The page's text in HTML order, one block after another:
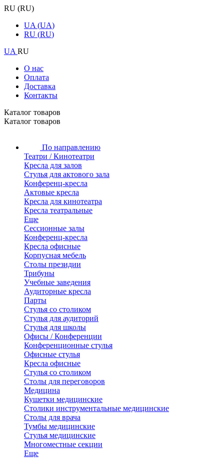
RU (RU)
UA (UA)
RU (RU)
UA RU
О нас
Оплата
Доставка
Контакты
Каталог товаров
Каталог товаров
По направлению
Театри / Кинотеатри
Кресла для залов
Стулья для актового зала
Конференц-кресла
Актовые кресла
Кресла для кинотеатра
Кресла театральные
Еще
Сессионные залы
Конференц-кресла
Кресла офисные
Корпусная мебель
Столы президии
Трибуны
Учебные заведения
Аудиторные кресла
Парты
Стулья со столиком
Стулья для аудиторий
Стулья для школы
Офисы / Конференции
Конференционные стулья
Офисные стулья
Кресла офисные
Стулья со столиком
Столы для переговоров
Медицина
Кушетки медицинские
Столики инструментальные медицинские
Столы для врача
Тумбы медицинские
Стулья медицинские
Многоместные секции
Еще